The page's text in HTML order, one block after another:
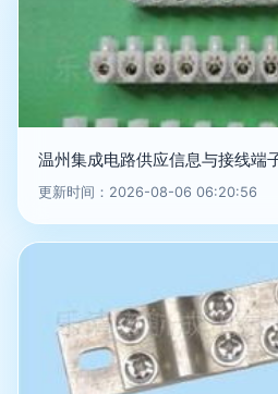
温州集成电路供应信息与接线端
更新时间：2026-08-06 06:20:56